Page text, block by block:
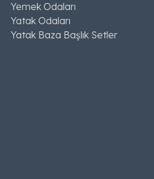
Yemek Odaları
Yatak Odaları
Yatak Baza Başlık Setler